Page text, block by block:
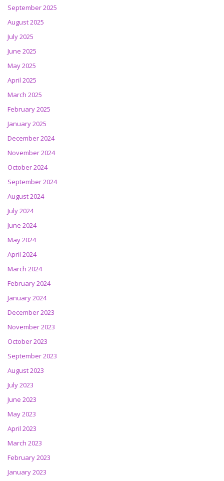
September 2025
August 2025
July 2025
June 2025
May 2025
April 2025
March 2025
February 2025
January 2025
December 2024
November 2024
October 2024
September 2024
August 2024
July 2024
June 2024
May 2024
April 2024
March 2024
February 2024
January 2024
December 2023
November 2023
October 2023
September 2023
August 2023
July 2023
June 2023
May 2023
April 2023
March 2023
February 2023
January 2023